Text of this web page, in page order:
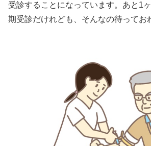
受診することになっています。あと1
期受診だけれども、そんなの待ってお